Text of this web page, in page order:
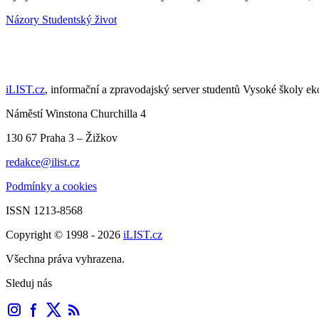
Názory Studentský život
iLIST.cz, informační a zpravodajský server studentů Vysoké školy
Náměstí Winstona Churchilla 4
130 67 Praha 3 – Žižkov
redakce@ilist.cz
Podmínky a cookies
ISSN 1213-8568
Copyright © 1998 - 2026 iLIST.cz
Všechna práva vyhrazena.
Sleduj nás